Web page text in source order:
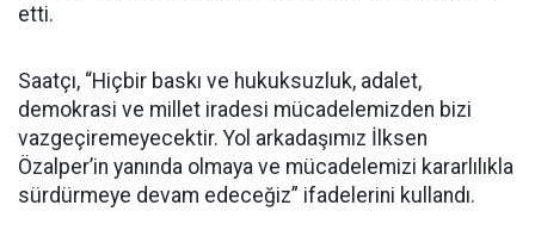
etti.
Saatçı, “Hiçbir baskı ve hukuksuzluk, adalet,
demokrasi ve millet iradesi mücadelemizden bizi
vazgeçiremeyecektir. Yol arkadaşımız İlksen
Özalper’in yanında olmaya ve mücadelemizi kararlılıkla
sürdürmeye devam edeceğiz” ifadelerini kullandı.